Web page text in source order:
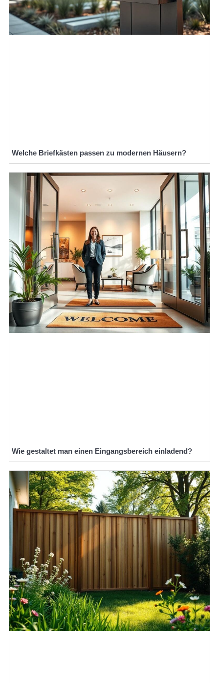
Welche Briefkästen passen zu modernen Häusern?
Wie gestaltet man einen Eingangsbereich einladend?